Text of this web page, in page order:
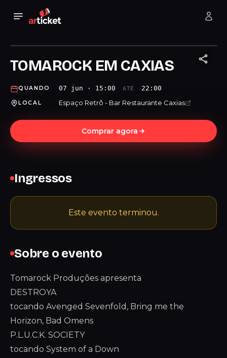
TOMAROCK EM CAXIAS
QUANDO 07 jun · 15:00 ATÉ 22:00
LOCAL Espaço Retrô - Bar Restaurante Caxias
Comprar agora
Sobre o evento
Tomarock Produções apresenta
DESTROYA
tocando Avenged Sevenfold, Bring me the
Horizon, Bad Omens
P.L.U.C.K. SOCIETY
tocando System of a Down
Ingressos
Este evento terminou.